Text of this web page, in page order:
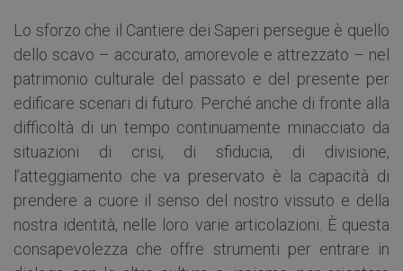
Lo sforzo che il Cantiere dei Saperi persegue è quello
dello scavo – accurato, amorevole e attrezzato – nel
patrimonio culturale del passato e del presente per
edificare scenari di futuro. Perché anche di fronte alla
difficoltà di un tempo continuamente minacciato da
situazioni di crisi, di sfiducia, di divisione,
l’atteggiamento che va preservato è la capacità di
prendere a cuore il senso del nostro vissuto e della
nostra identità, nelle loro varie articolazioni. È questa
consapevolezza che offre strumenti per entrare in